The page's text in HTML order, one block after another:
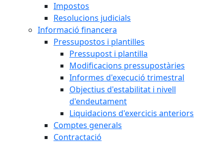
Impostos
Resolucions judicials
Informació financera
Pressupostos i plantilles
Pressupost i plantilla
Modificacions pressupostàries
Informes d'execució trimestral
Objectius d'estabilitat i nivell
d'endeutament
Liquidacions d'exercicis anteriors
Comptes generals
Contractació